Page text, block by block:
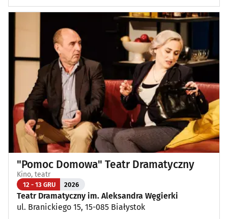
"Pomoc Domowa" Teatr Dramatyczny
Kino, teatr
12 - 13 GRU 2026
Teatr Dramatyczny im. Aleksandra Węgierki
ul. Branickiego 15, 15-085 Białystok